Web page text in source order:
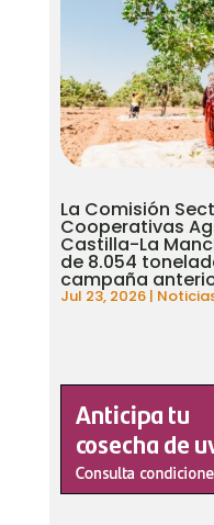
La Comisión
Cooperativas
Castilla-La
de 8.054
campaña
Jul 23, 2026|